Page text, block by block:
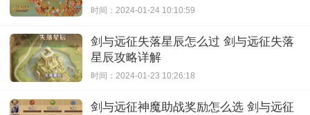
时间：2024-01-24 10:10:59
剑与远征失落星辰怎么过 剑与远征失落
星辰攻略详解
时间：2024-01-23 10:26:18
剑与远征神魔助战奖励怎么选 剑与远征